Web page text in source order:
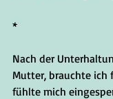
*
Nach der
Mutter, brauchte ich
fühlte mich